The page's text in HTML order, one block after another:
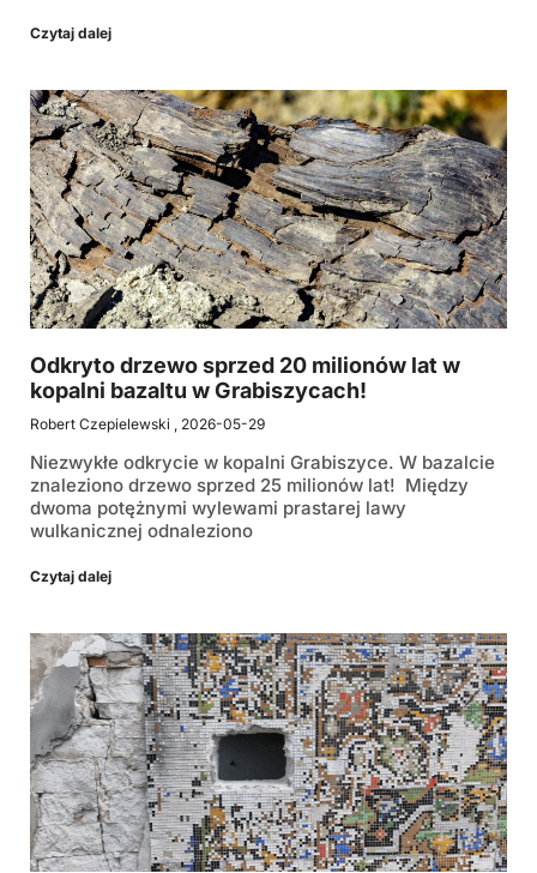
Czytaj dalej
Odkryto drzewo sprzed 20 milionów lat w
kopalni bazaltu w Grabiszycach!
Robert Czepielewski 2026-05-29
Niezwykłe odkrycie w kopalni Grabiszyce. W bazalcie
znaleziono drzewo sprzed 25 milionów lat! Między
dwoma potężnymi wylewami prastarej lawy
wulkanicznej odnaleziono
Czytaj dalej